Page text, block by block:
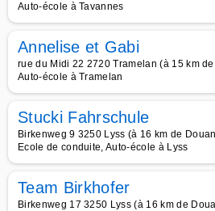
Auto-école à Tavannes
Annelise et Gabi
rue du Midi 22 2720 Tramelan (à 15 km
Auto-école à Tramelan
Stucki Fahrschule
Birkenweg 9 3250 Lyss (à 16 km de
Ecole de conduite, Auto-école à Lyss
Team Birkhofer
Birkenweg 17 3250 Lyss (à 16 km de